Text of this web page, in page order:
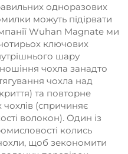
одноразових
можуть підірвати
Wuhan Magnate ми
ключових
шару
чохла занадто
чохла над
та повторне
(спричиняє
волокон). Один із
колись
щоб зекономити